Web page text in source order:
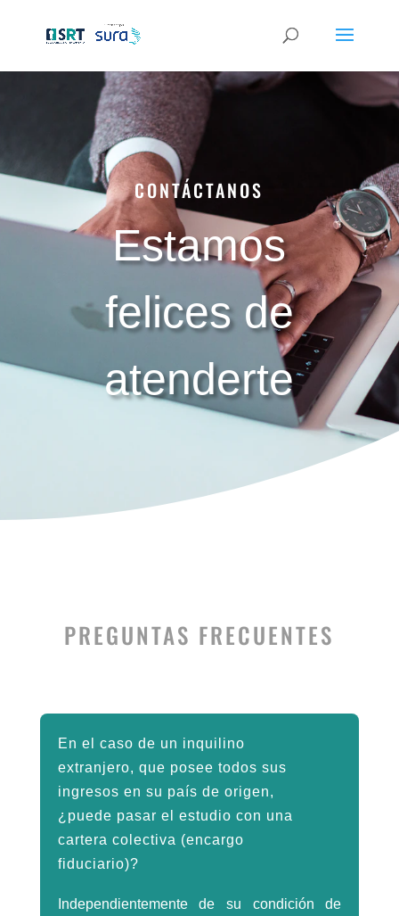
CONTÁCTANOS
Estamos
felices de
atenderte
PREGUNTAS FRECUENTES
En el caso de un inquilino
extranjero, que posee todos sus
ingresos en su país de origen,
¿puede pasar el estudio con una
cartera colectiva (encargo
fiduciario)?
Independientemente de su condición de